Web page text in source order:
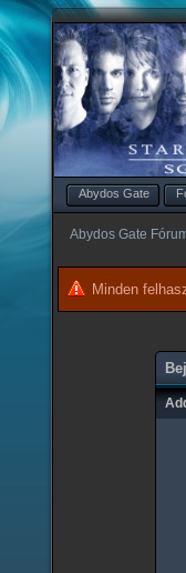
Abydos Gate
Abydos Gate
Minden